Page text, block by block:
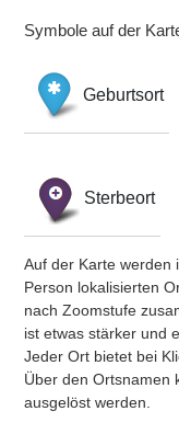
Symbole auf der
Geburtsort
Sterbeort
Auf der Karte werden
Person lokalisierten
nach Zoomstufe
ist etwas stärker und
Jeder Ort bietet bei
Über den Ortsnamen
ausgelöst werden.